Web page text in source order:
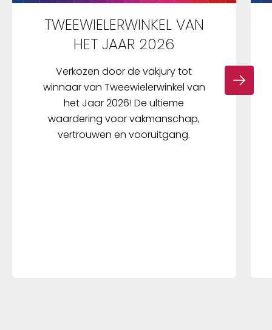
TWEEWIELERWINKEL VAN
HET JAAR 2026
Verkozen door de vakjury tot
winnaar van Tweewielerwinkel van
het Jaar 2026! De ultieme
waardering voor vakmanschap,
vertrouwen en vooruitgang.